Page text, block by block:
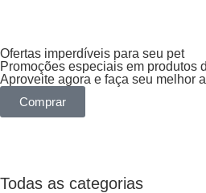
Ofertas imperdíveis para seu pet
Promoções especiais em produtos
Aproveite agora e faça seu melhor
Comprar
Todas as categorias